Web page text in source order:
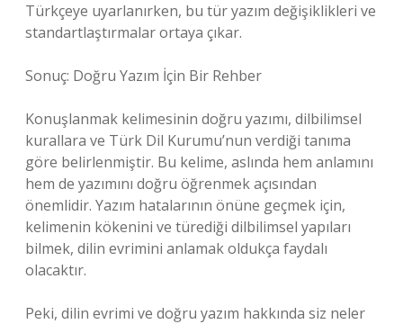
Türkçeye uyarlanırken, bu tür yazım değişiklikleri ve
standartlaştırmalar ortaya çıkar.
Sonuç: Doğru Yazım İçin Bir Rehber
Konuşlanmak kelimesinin doğru yazımı, dilbilimsel
kurallara ve Türk Dil Kurumu’nun verdiği tanıma
göre belirlenmiştir. Bu kelime, aslında hem anlamını
hem de yazımını doğru öğrenmek açısından
önemlidir. Yazım hatalarının önüne geçmek için,
kelimenin kökenini ve türediği dilbilimsel yapıları
bilmek, dilin evrimini anlamak oldukça faydalı
olacaktır.
Peki, dilin evrimi ve doğru yazım hakkında siz neler